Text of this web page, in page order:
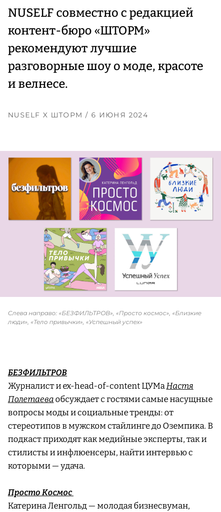
NUSELF совместно с редакцией
контент-бюро «ШТОРМ»
рекомендуют лучшие
разговорные шоу о моде, красоте
и велнесе.
NUSELF X ШТОРМ / 6 ИЮНЯ 2024
Слева направо: «БЕЗФИЛЬТРОВ», «Просто космос», «Близкие
люди», «Тело привычки», «Успешный успех»
БЕЗФИЛЬТРОВ
Журналист и ex-head-of-content ЦУМаНастя
Полетаеваобсуждает с гостями самые насущные
вопросы моды и социальные тренды: от
стереотипов в мужском стайлинге до Оземпика. В
подкаст приходят как медийные эксперты, так и
стилисты и инфлюенсеры, найти интервью с
которыми — удача.
Просто Космос
Катерина Ленгольд — молодая бизнесвуман,